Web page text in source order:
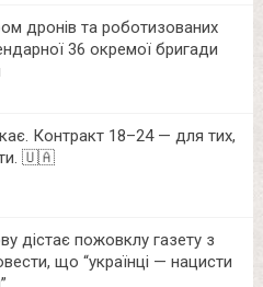
дронів та роботизованих
36 окремої бригади
Контракт 18–24 — для тих,
🇺🇦
дістає пожовклу газету з
що “українці — нацисти